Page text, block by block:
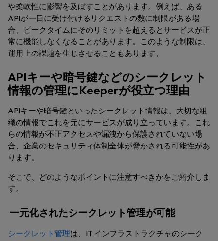
や柔軟性に影響を及ぼすことがあります。例えば、ある
APIが一日に受け付けるリクエストの数に制限がある場
合、ピークタイムにそのリミットを超えるとサービスが正
常に機能しなくなることがあります。このような制限は、
運用上の課題を生じさせることもあります。
APIキーや暗号鍵などのシークレット
情報の管理にKeeperが役立つ理由
APIキーや暗号鍵といったシークレット情報は、大切な組
織の情報でこれを元にサービスが成り立っています。これ
らの情報が不正アクセスや漏洩から保護されていない場
合、企業のセキュリティ体制全体が脅かされる可能性があ
ります。
そこで、どのようなポイントに注意すべきかをご紹介しま
す。
一元化されたシークレット管理が可能
シークレット管理は、IT インフラストラクチャのシーク